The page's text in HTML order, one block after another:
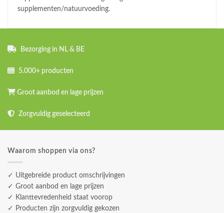
supplementen/natuurvoeding.
Bezorging in NL & BE
5.000+ producten
Groot aanbod en lage prijzen
Zorgvuldig geselecteerd
Waarom shoppen via ons?
✓ Uitgebreide product omschrijvingen
✓ Groot aanbod en lage prijzen
✓ Klanttevredenheid staat voorop
✓ Producten zijn zorgvuldig gekozen